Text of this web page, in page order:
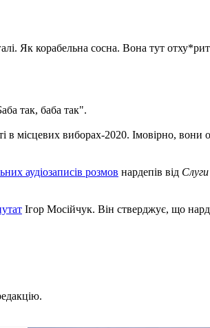
Як корабельна сосна. Вона тут
так, баба так".
в місцевих виборах-2020. Імовірно,
аудіозаписів розмов нардепів від
Ігор Мосійчук. Він стверджує, що